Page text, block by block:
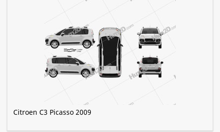
Citroen C3 Picasso 2009